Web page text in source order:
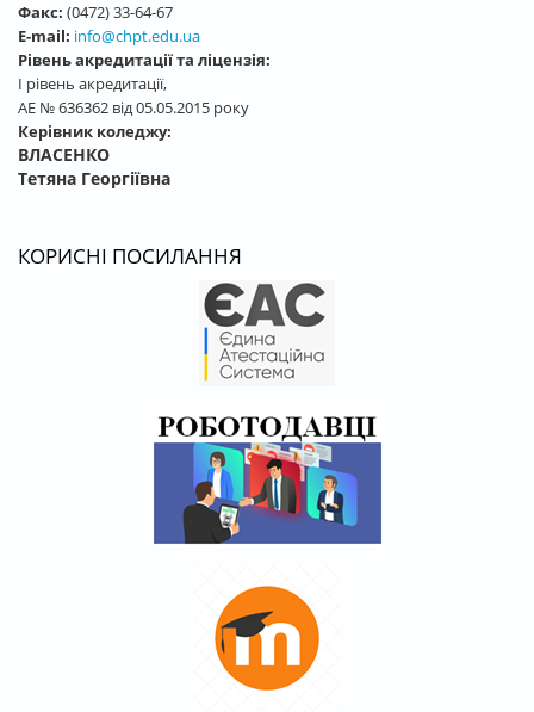
Факс: (0472) 33-64-67
E-mail: info@chpt.edu.ua
Рівень акредитації та ліцензія:
І рівень акредитації,
АЕ № 636362 від 05.05.2015 року
Керівник коледжу:
ВЛАСЕНКО
Тетяна Георгіївна
КОРИСНІ ПОСИЛАННЯ